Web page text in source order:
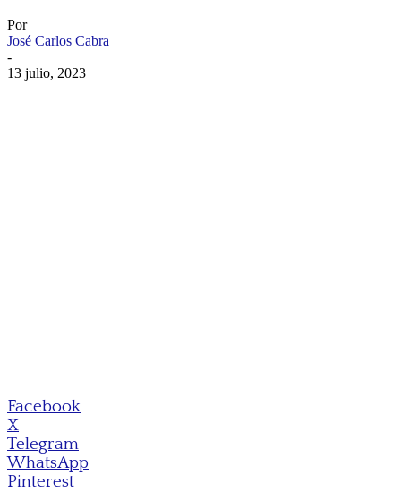
Por
José Carlos Cabra
-
13 julio, 2023
Facebook
X
Telegram
WhatsApp
Pinterest